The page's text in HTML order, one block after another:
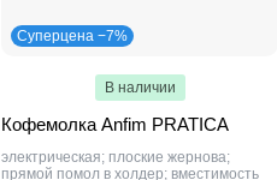
Суперцена −7%
В наличии
Кофемолка Anfim PRATICA
электрическая; плоские жернова;
прямой помол в холдер; вместимость